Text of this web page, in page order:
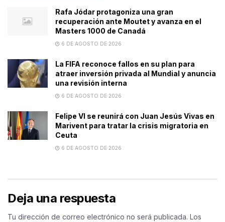
Rafa Jódar protagoniza una gran
recuperación ante Moutet y avanza en el
Masters 1000 de Canadá
6 DE AGOSTO DE 2026
La FIFA reconoce fallos en su plan para
atraer inversión privada al Mundial y anuncia
una revisión interna
6 DE AGOSTO DE 2026
Felipe VI se reunirá con Juan Jesús Vivas en
Marivent para tratar la crisis migratoria en
Ceuta
6 DE AGOSTO DE 2026
Deja una respuesta
Tu dirección de correo electrónico no será publicada. Los